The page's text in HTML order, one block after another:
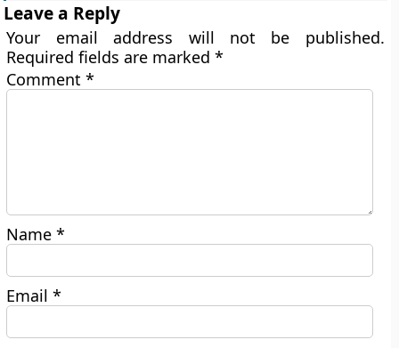
Leave a Reply
Your email address will not be published.
Required fields are marked*
Comment*
Name*
Email*